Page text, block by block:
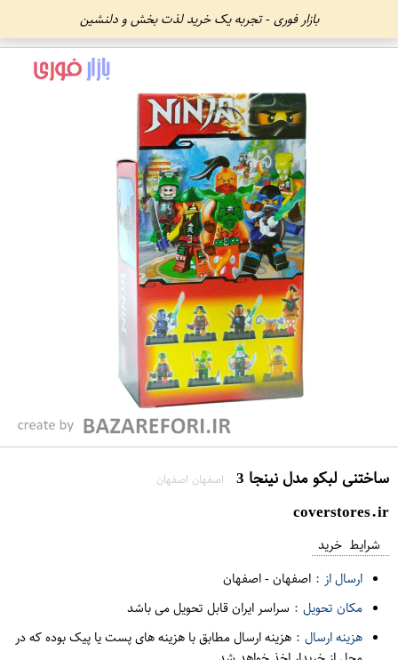
بازار فوری - تجربه یک خرید لذت بخش و دلنشین
ساختنی لبکو مدل نینجا 3 اصفهان اصفهان
coverstores.ir
شرایط خرید
ارسال از : اصفهان-اصفهان
مکان تحویل : سراسر ایران قابل تحویل می باشد
هزینه ارسال : هزینه ارسال مطابق با هزینه های پست یا پیک بوده که در